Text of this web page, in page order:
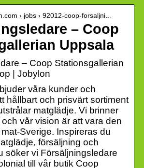
› jobs › 92012-coop-forsaljni…
– Coop
Uppsala
– Coop Stationsgallerian
| Jobylon
våra kunder och
hållbart och prisvärt sortiment
matglädje. Vi brinner
vår vision är att vara den
Sverige. Inspireras du
försäljning och
söker vi Försäljningsledare
till vår butik Coop